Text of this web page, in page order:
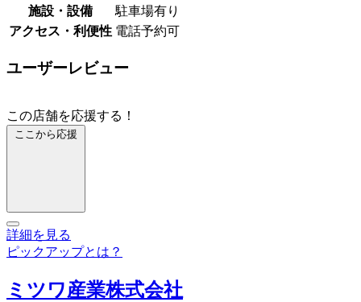
施設・設備
駐車場有り
アクセス・利便性 電話予約可
ユーザーレビュー
この店舗を応援する！
ここから応援
詳細を見る
ピックアップとは？
ミツワ産業株式会社